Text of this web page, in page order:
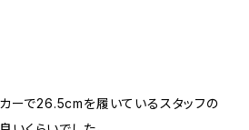
ーで26.5cmを履いているスタッフの